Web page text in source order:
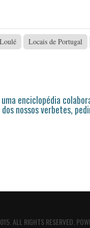
Locais de Portugal
uma enciclopédia
nossos verbetes,
ALL RIGHTS RESERVED.